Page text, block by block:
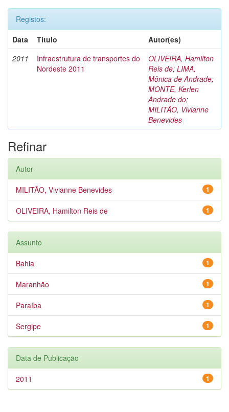
Registos:
Data
Título
Autor(es)
2011
Infraestrutura de transportes do
Nordeste 2011
OLIVEIRA, Hamilton
Reis de; LIMA,
Mônica de Andrade;
MONTE, Kerlen
Andrade do;
MILITÃO, Vivianne
Benevides
Refinar
Autor
1
MILITÃO, Vivianne Benevides
1
OLIVEIRA, Hamilton Reis de
Assunto
1
Bahia
1
Maranhão
1
Paraíba
1
Sergipe
Data de Publicação
1
2011